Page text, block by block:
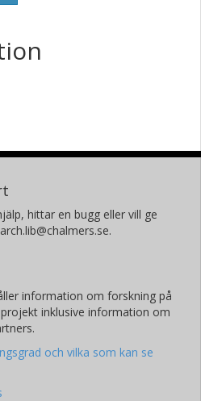
hittar en bugg eller vill ge
information om forskning på
inklusive information om
och vilka som kan se